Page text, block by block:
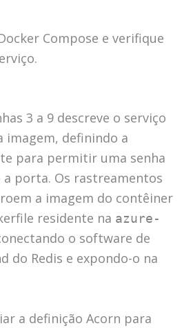
Compose e verifique
3 a 9 descreve o serviço
imagem, definindo a
para permitir uma senha
a porta. Os rastreamentos
a imagem do contêiner
residente na azure-
o software de
do Redis e expondo-o na
a definição Acorn para